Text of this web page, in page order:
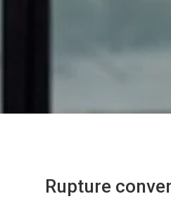
Rupture